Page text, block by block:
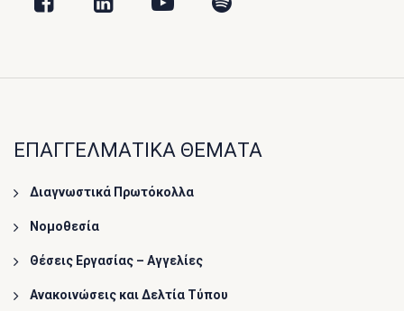
ΕΠΑΓΓΕΛΜΑΤΙΚΑ ΘΕΜΑΤΑ
Διαγνωστικά Πρωτόκολλα
Νομοθεσία
Θέσεις Εργασίας – Αγγελίες
Ανακοινώσεις και Δελτία Τύπου